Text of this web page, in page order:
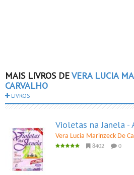
MAIS LIVROS DEVERA LUCIA
CARVALHO
LIVROS
Violetas na Janela -
Vera Lucia Marinzeck De
8402 0